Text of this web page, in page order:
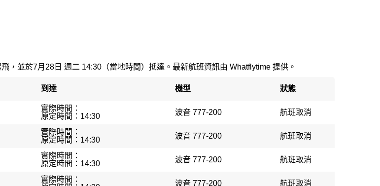
，並於7月28日 週二 14:30（當地時間）抵達。最新航班資訊由 Whatflytime 提供。
到達 機型 狀態
實際時間：
原定時間：14:30
波音 777-200 航班取消
實際時間：
原定時間：14:30
波音 777-200 航班取消
實際時間：
原定時間：14:30
波音 777-200 航班取消
實際時間：
波音 777-200 航班取消